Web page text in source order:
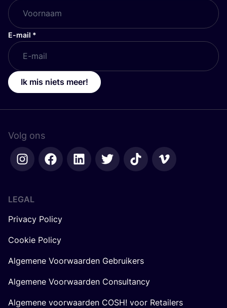
E-mail *
Ik mis niets meer!
Volg ons
LEGAL
Privacy Policy
Cookie Policy
Algemene Voorwaarden Gebruikers
Algemene Voorwaarden Consultancy
Algemene voorwaarden COSH! voor Retailers